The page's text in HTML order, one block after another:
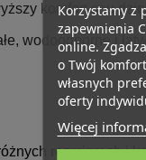
komfort snu
wodoodporne i
rozmiarach i
Korzystamy z
zapewnienia
online.
o Twój
własnych
oferty
Więcej